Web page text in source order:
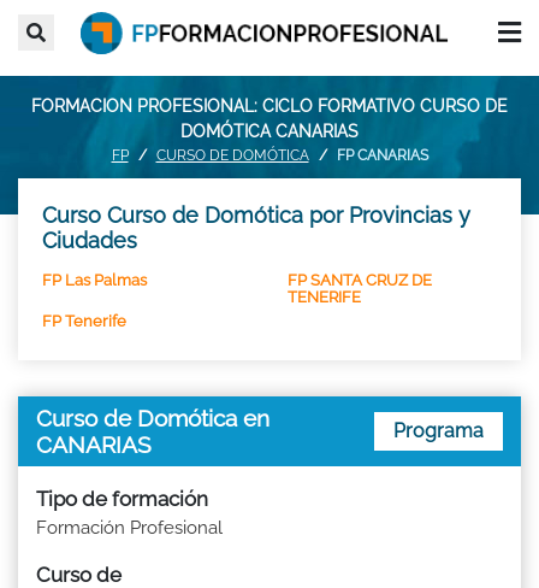
FORMACION PROFESIONAL: CICLO FORMATIVO CURSO DE
DOMÓTICA CANARIAS
FP CURSO DE DOMÓTICA FP CANARIAS
Curso Curso de Domótica por Provincias y
Ciudades
FP Las Palmas
FP SANTA CRUZ DE
TENERIFE
FP Tenerife
Curso de Domótica en
CANARIAS
Programa
Tipo de formación
Formación Profesional
Curso de